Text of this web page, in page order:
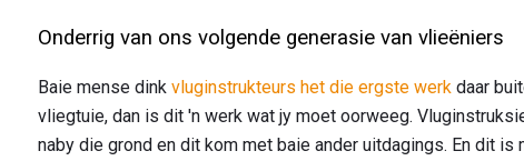
Onderrig van ons volgende generasie van vlieëniers
Baie mense dink vluginstrukteurs het die ergste werk daar
vliegtuie, dan is dit 'n werk wat jy moet oorweeg.
naby die grond en dit kom met baie ander uitdagings. En dit